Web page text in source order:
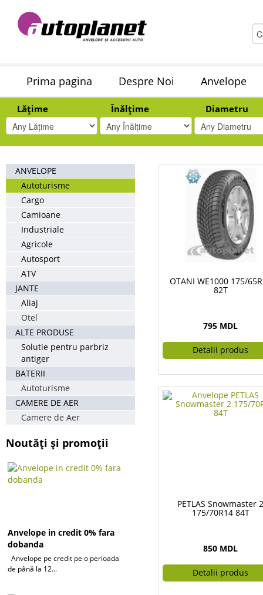
Prima pagina Despre Noi Anvelope
Lățime Înălțime Diametru
ANVELOPE
Autoturisme
Cargo
Camioane
Industriale
Agricole
Autosport
ATV
JANTE
Aliaj
Otel
ALTE PRODUSE
Solutie pentru parbriz
antiger
BATERII
Autoturisme
CAMERE DE AER
Camere de Aer
Noutăți și promoții
Anvelope in credit 0% fara
dobanda
Anvelope pe credit pe o perioada
de până la 12...
OTANI WE1000 175/
82T
795 MDL
Detalii produs
PETLAS Snowmaster 2
175/70R14 84T
850 MDL
Detalii produs